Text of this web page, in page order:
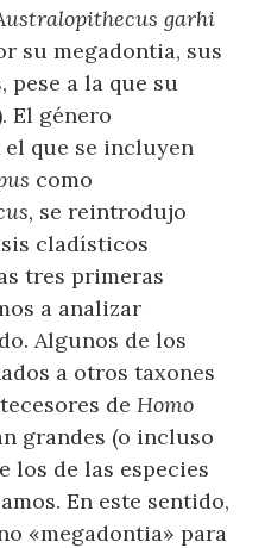
garhi
su megadontia, sus
pese a la que su
El género
el que se incluyen
como
se reintrodujo
cladísticos
tres primeras
a analizar
Algunos de los
a otros taxones
deHomo
grandes (o incluso
los de las especies
En este sentido,
«megadontia» para